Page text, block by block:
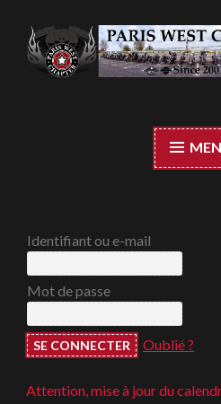
Accéder
au
contenu
Identifiant ou e-mail
Mot de passe
Oublié ?
Attention, mise à jour du